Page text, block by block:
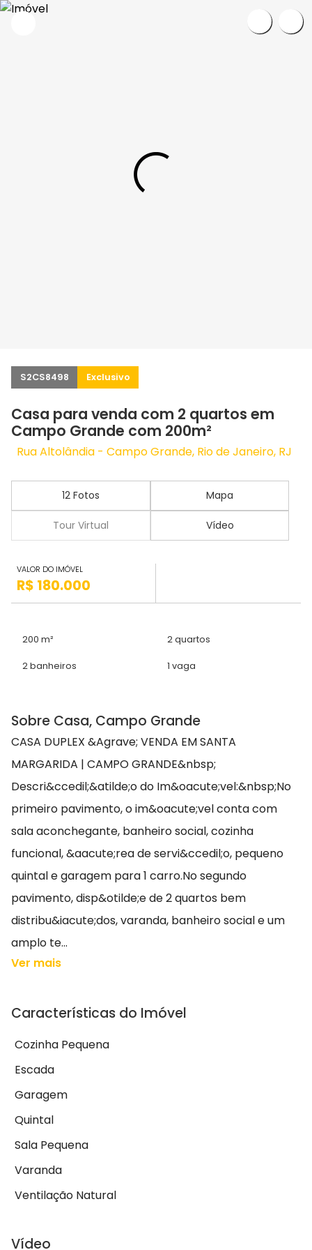
S2CS8498 Exclusivo
Casa para venda com 2 quartos em
Campo Grande com 200m²
Rua Altolândia - Campo Grande, Rio de Janeiro, RJ
12 Fotos Mapa
Tour Virtual Vídeo
VALOR DO IMÓVEL
R$ 180.000
200 m² 2 quartos
2 banheiros 1 vaga
Sobre Casa, Campo Grande
CASA DUPLEX &Agrave; VENDA EM SANTA
MARGARIDA | CAMPO GRANDE&nbsp;
Descri&ccedil;&atilde;o do Im&oacute;vel:&nbsp;No
primeiro pavimento, o im&oacute;vel conta com
sala aconchegante, banheiro social, cozinha
funcional, &aacute;rea de servi&ccedil;o, pequeno
quintal e garagem para 1 carro.No segundo
pavimento, disp&otilde;e de 2 quartos bem
distribu&iacute;dos, varanda, banheiro social e um
amplo te...
Ver mais
Características do Imóvel
Cozinha Pequena
Escada
Garagem
Quintal
Sala Pequena
Varanda
Ventilação Natural
Vídeo